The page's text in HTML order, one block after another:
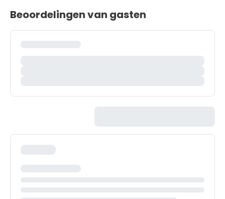
Beoordelingen van gasten